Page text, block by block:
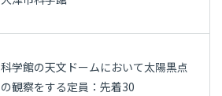
科学館の天文ドームにおいて太陽黒点
の観察をする定員：先着30